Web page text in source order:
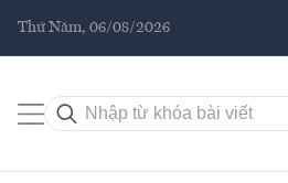
Thứ Năm, 06/08/2026